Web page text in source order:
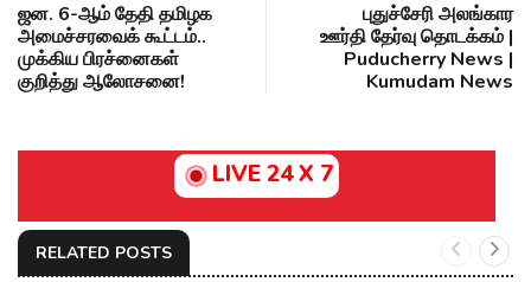
ஜன. 6-ஆம் தேதி தமிழக
அமைச்சரவைக் கூட்டம்..
முக்கிய பிரச்னைகள்
குறித்து ஆலோசனை!
புதுச்சேரி அலங்கார
ஊர்தி தேர்வு தொடக்கம் |
Puducherry News |
Kumudam News
LIVE 24 X 7
RELATED POSTS